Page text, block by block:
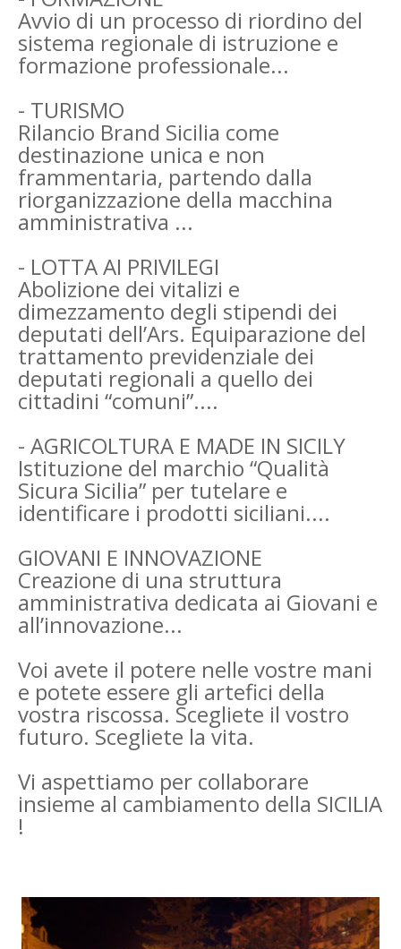
Avvio di un processo di riordino del
sistema regionale di istruzione e
formazione professionale...
- TURISMO
Rilancio Brand Sicilia come
destinazione unica e non
frammentaria, partendo dalla
riorganizzazione della macchina
amministrativa ...
- LOTTA AI PRIVILEGI
Abolizione dei vitalizi e
dimezzamento degli stipendi dei
deputati dell’Ars. Equiparazione del
trattamento previdenziale dei
deputati regionali a quello dei
cittadini “comuni”....
- AGRICOLTURA E MADE IN SICILY
Istituzione del marchio “Qualità
Sicura Sicilia” per tutelare e
identificare i prodotti siciliani....
GIOVANI E INNOVAZIONE
Creazione di una struttura
amministrativa dedicata ai Giovani e
all’innovazione...
Voi avete il potere nelle vostre mani
e potete essere gli artefici della
vostra riscossa. Scegliete il vostro
futuro. Scegliete la vita.
Vi aspettiamo per collaborare
insieme al cambiamento della SICILIA
!